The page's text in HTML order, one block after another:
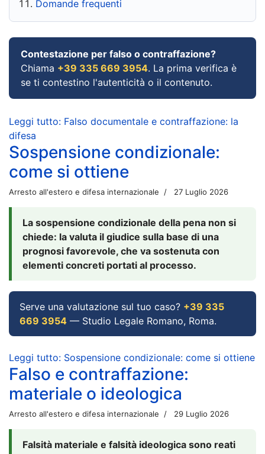
Domande frequenti
Contestazione per falso o contraffazione?
Chiama +39 335 669 3954. La prima verifica è
se ti contestino l'autenticità o il contenuto.
Leggi tutto: Falso documentale e contraffazione: la
difesa
Sospensione condizionale:
come si ottiene
Arresto all'estero e difesa internazionale 27 Luglio 2026
La sospensione condizionale della pena non si
chiede: la valuta il giudice sulla base di una
prognosi favorevole, che va sostenuta con
elementi concreti portati al processo.
Serve una valutazione sul tuo caso? +39 335
669 3954 — Studio Legale Romano, Roma.
Leggi tutto: Sospensione condizionale: come si ottiene
Falso e contraffazione:
materiale o ideologica
Arresto all'estero e difesa internazionale 29 Luglio 2026
Falsità materiale e falsità ideologica sono reati